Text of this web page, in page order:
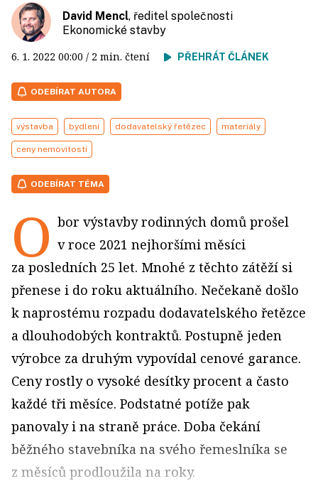
David Mencl, ředitel společnosti
Ekonomické stavby
6. 1. 2022 00:00 / 2 min. čtení PŘEHRÁT ČLÁNEK
ODEBÍRAT AUTORA
výstavba bydlení dodavatelský řetězec materiály
ceny nemovitostí
ODEBÍRAT TÉMA
O bor výstavby rodinných domů prošel
v roce 2021 nejhoršími měsíci
za posledních 25 let. Mnohé z těchto zátěží si
přenese i do roku aktuálního. Nečekaně došlo
k naprostému rozpadu dodavatelského řetězce
a dlouhodobých kontraktů. Postupně jeden
výrobce za druhým vypovídal cenové garance.
Ceny rostly o vysoké desítky procent a často
každé tři měsíce. Podstatné potíže pak
panovaly i na straně práce. Doba čekání
běžného stavebníka na svého řemeslníka se
z měsíců prodloužila na roky.